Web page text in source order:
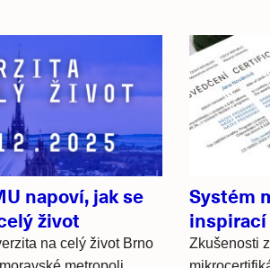
napoví, jak se
život
na celý život Brno
Systém
Zkušenosti